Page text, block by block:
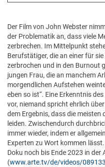
Der Film von John Webster
der Problematik an, dass viele
zerbrechen. Im Mittelpunkt
Berufstätiger, die an einer für
zerbrochen und in den Burnout
jungen Frau, die an manchem
morgendlichen Aufstehen
eben so ist“. Eine Erkenntnis
vor, niemand spricht ehrlich
dem Ergebnis, dass die meisten
leiden. Zwischendurch
immer wieder, indem er
Experten zu Wort kommen
Doku noch bis Ende 2023 in der
(www.arte.tv/de/videos/